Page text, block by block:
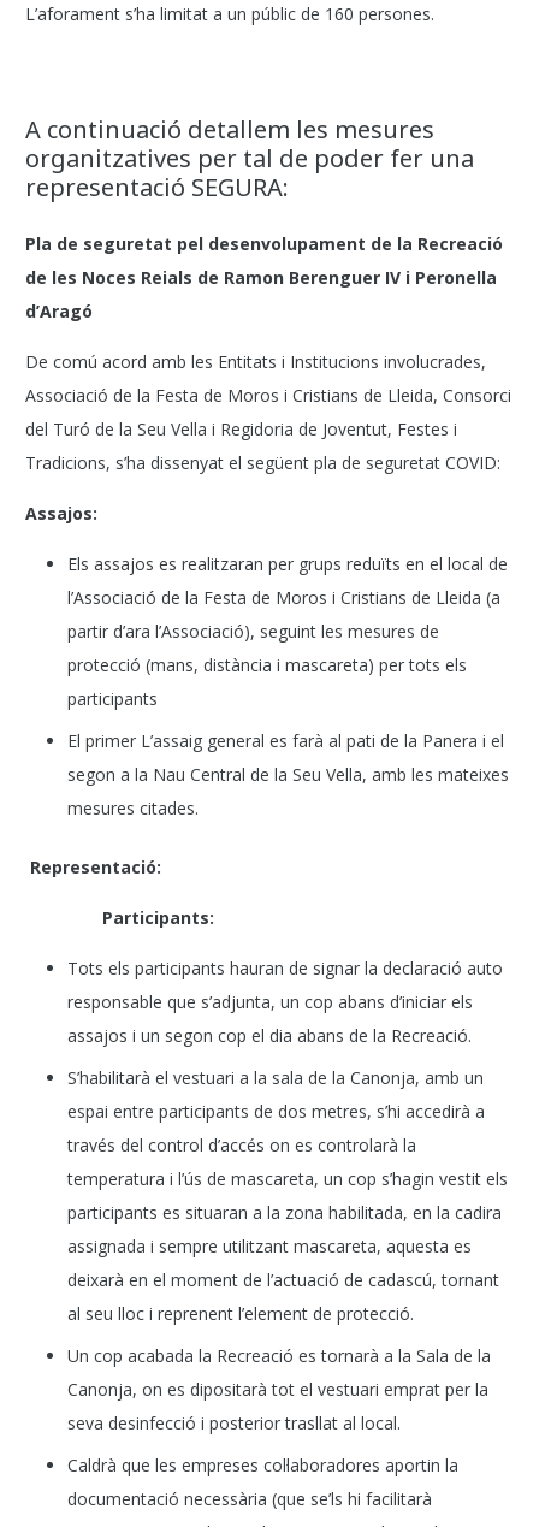
L’aforament s’ha limitat a un públic de 160 persones.
A continuació detallem les mesures
organitzatives per tal de poder fer una
representació SEGURA:
Pla de seguretat pel desenvolupament de la Recreació
de les Noces Reials de Ramon Berenguer IV i Peronella
d’Aragó
De comú acord amb les Entitats i Institucions involucrades,
Associació de la Festa de Moros i Cristians de Lleida, Consorci
del Turó de la Seu Vella i Regidoria de Joventut, Festes i
Tradicions, s’ha dissenyat el següent pla de seguretat COVID:
Assajos:
Els assajos es realitzaran per grups reduïts en el local de
l’Associació de la Festa de Moros i Cristians de Lleida (a
partir d’ara l’Associació), seguint les mesures de
protecció (mans, distància i mascareta) per tots els
participants
El primer L’assaig general es farà al pati de la Panera i el
segon a la Nau Central de la Seu Vella, amb les mateixes
mesures citades.
Representació:
Participants:
Tots els participants hauran de signar la declaració auto
responsable que s’adjunta, un cop abans d’iniciar els
assajos i un segon cop el dia abans de la Recreació.
S’habilitarà el vestuari a la sala de la Canonja, amb un
espai entre participants de dos metres, s’hi accedirà a
través del control d’accés on es controlarà la
temperatura i l’ús de mascareta, un cop s’hagin vestit els
participants es situaran a la zona habilitada, en la cadira
assignada i sempre utilitzant mascareta, aquesta es
deixarà en el moment de l’actuació de cadascú, tornant
al seu lloc i reprenent l’element de protecció.
Un cop acabada la Recreació es tornarà a la Sala de la
Canonja, on es dipositarà tot el vestuari emprat per la
seva desinfecció i posterior trasllat al local.
Caldrà que les empreses col·laboradores aportin la
documentació necessària (que se’ls hi facilitarà